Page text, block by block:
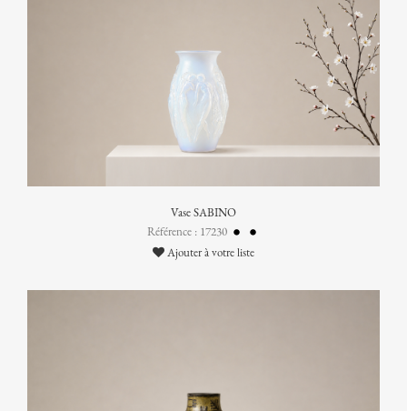
Vase SABINO
Référence : 17230
Ajouter à votre liste